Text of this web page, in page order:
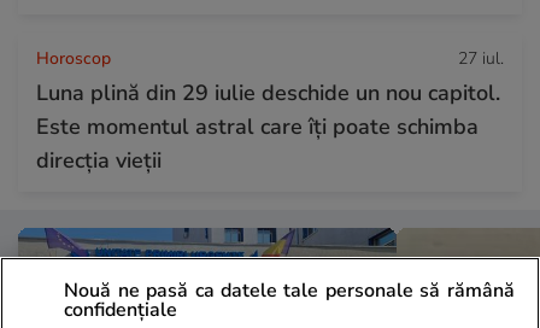
Horoscop 27 iul.
Luna plină din 29 iulie deschide un nou capitol.
Este momentul astral care îți poate schimba
direcția vieții
Nouă ne pasă ca datele tale personale să rămână
confidențiale